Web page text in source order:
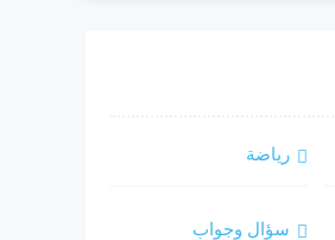
رياضة
سؤال وجواب